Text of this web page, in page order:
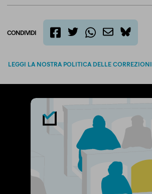
CONDIVIDI
bluesky
LEGGI LA NOSTRA POLITICA DELLE CORREZIONI